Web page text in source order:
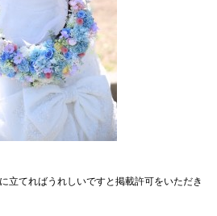
立てればうれしいですと掲載許可をいただき